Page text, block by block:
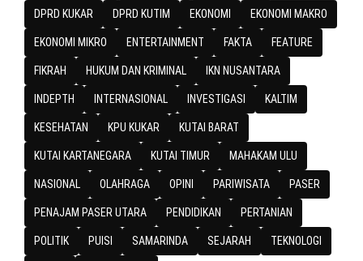
DPRD KUKAR DPRD KUTIM EKONOMI EKONOMI MAKRO
EKONOMI MIKRO ENTERTAINMENT FAKTA FEATURE
FIKRAH HUKUM DAN KRIMINAL IKN NUSANTARA
INDEPTH INTERNASIONAL INVESTIGASI KALTIM
KESEHATAN KPU KUKAR KUTAI BARAT
KUTAI KARTANEGARA KUTAI TIMUR MAHAKAM ULU
NASIONAL OLAHRAGA OPINI PARIWISATA PASER
PENAJAM PASER UTARA PENDIDIKAN PERTANIAN
POLITIK PUISI SAMARINDA SEJARAH TEKNOLOGI